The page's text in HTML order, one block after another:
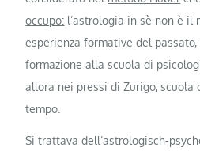
occupo: l’astrologia in sè non è il
esperienza formative del
formazione alla scuola di
allora nei pressi di Zurigo, scuola
tempo.
Si trattava dell’astrologisch-